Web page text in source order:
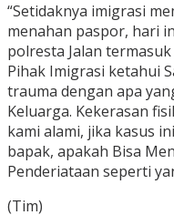
“Setidaknya imigrasi
menahan paspor, hari
polresta Jalan
Pihak Imigrasi ketahui
trauma dengan apa
Keluarga. Kekerasan
kami alami, jika kasus
bapak, apakah Bisa
Penderiataan seperti
(Tim)